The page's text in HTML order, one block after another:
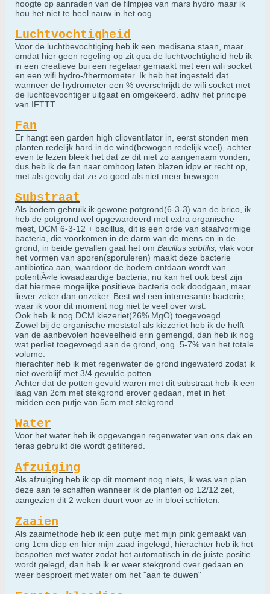
hoogte op aanraden van de filmpjes van mars hydro maar ik
hou het niet te heel nauw in het oog.
Luchtvochtigheid
Voor de luchtbevochtiging heb ik een medisana staan, maar
omdat hier geen regeling op zit qua de luchtvochtigheid heb ik
in een creatieve bui een regelaar gemaakt met een wifi socket
en een wifi hydro-/thermometer. Ik heb het ingesteld dat
wanneer de hydrometer een % overschrijdt de wifi socket met
de luchtbevochtiger uitgaat en omgekeerd. adhv het principe
van IFTTT.
Fan
Er hangt een garden high clipventilator in, eerst stonden men
planten redelijk hard in de wind(bewogen redelijk veel), achter
even te lezen bleek het dat ze dit niet zo aangenaam vonden,
dus heb ik de fan naar omhoog laten blazen idpv er recht op,
met als gevolg dat ze zo goed als niet meer bewegen.
Substraat
Als bodem gebruik ik gewone potgrond(6-3-3) van de brico, ik
heb de potgrond wel opgewardeerd met extra organische
mest, DCM 6-3-12 + bacillus, dit is een orde van staafvormige
bacteria, die voorkomen in de darm van de mens en in de
grond, in beide gevallen gaat het om Bacillus subtilis, vlak voor
het vormen van sporen(sporuleren) maakt deze bacterie
antibiotica aan, waardoor de bodem ontdaan wordt van
potentiÃ«le kwaadaardige bacteria, nu kan het ook best zijn
dat hiermee mogelijke positieve bacteria ook doodgaan, maar
liever zeker dan onzeker. Best wel een interresante bacterie,
waar ik voor dit moment nog niet te veel over wist.
Ook heb ik nog DCM kiezeriet(26% MgO) toegevoegd
Zowel bij de organische meststof als kiezeriet heb ik de helft
van de aanbevolen hoeveelheid erin gemengd, dan heb ik nog
wat perliet toegevoegd aan de grond, ong. 5-7% van het totale
volume.
hierachter heb ik met regenwater de grond ingewaterd zodat ik
niet overblijf met 3/4 gevulde potten.
Achter dat de potten gevuld waren met dit substraat heb ik een
laag van 2cm met stekgrond erover gedaan, met in het
midden een putje van 5cm met stekgrond.
Water
Voor het water heb ik opgevangen regenwater van ons dak en
teras gebruikt die wordt gefiltered.
Afzuiging
Als afzuiging heb ik op dit moment nog niets, ik was van plan
deze aan te schaffen wanneer ik de planten op 12/12 zet,
aangezien dit 2 weken duurt voor ze in bloei schieten.
Zaaien
Als zaaimethode heb ik een putje met mijn pink gemaakt van
ong 1cm diep en hier mijn zaad ingelegd, hierachter heb ik het
bespotten met water zodat het automatisch in de juiste positie
wordt gelegd, dan heb ik er weer stekgrond over gedaan en
weer besproeit met water om het "aan te duwen"